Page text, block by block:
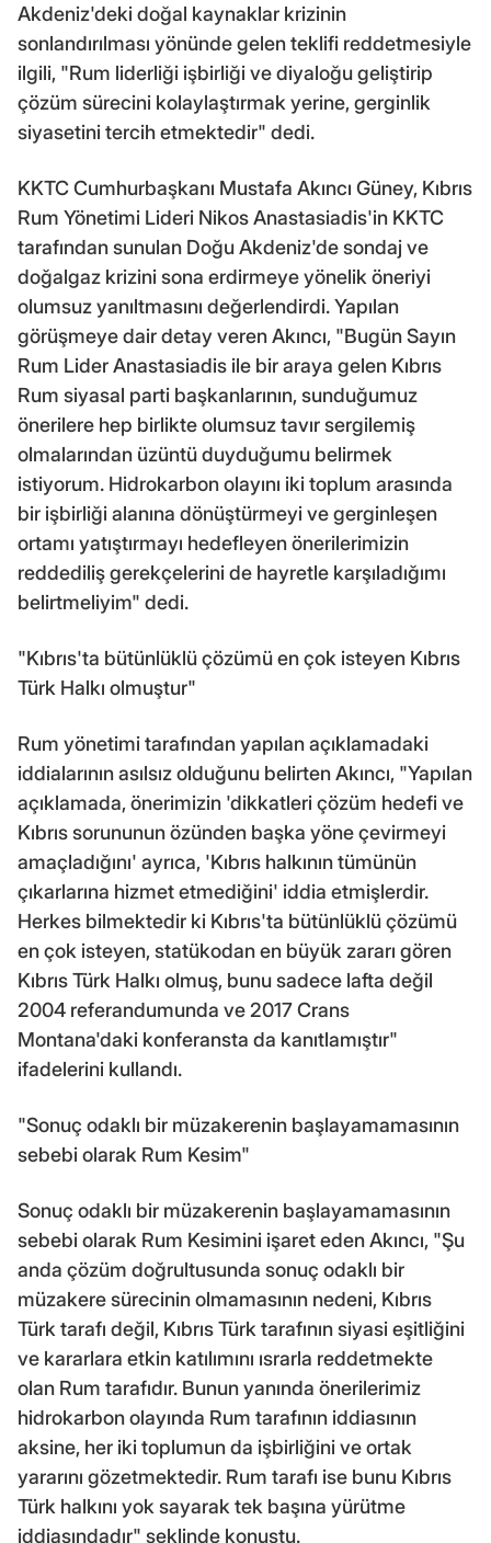
Akdeniz'deki doğal kaynaklar krizinin
sonlandırılması yönünde gelen teklifi reddetmesiyle
ilgili, "Rum liderliği işbirliği ve diyaloğu geliştirip
çözüm sürecini kolaylaştırmak yerine, gerginlik
siyasetini tercih etmektedir" dedi.
KKTC Cumhurbaşkanı Mustafa Akıncı Güney, Kıbrıs
Rum Yönetimi Lideri Nikos Anastasiadis'in KKTC
tarafından sunulan Doğu Akdeniz'de sondaj ve
doğalgaz krizini sona erdirmeye yönelik öneriyi
olumsuz yanıltmasını değerlendirdi. Yapılan
görüşmeye dair detay veren Akıncı, "Bugün Sayın
Rum Lider Anastasiadis ile bir araya gelen Kıbrıs
Rum siyasal parti başkanlarının, sunduğumuz
önerilere hep birlikte olumsuz tavır sergilemiş
olmalarından üzüntü duyduğumu belirmek
istiyorum. Hidrokarbon olayını iki toplum arasında
bir işbirliği alanına dönüştürmeyi ve gerginleşen
ortamı yatıştırmayı hedefleyen önerilerimizin
reddediliş gerekçelerini de hayretle karşıladığımı
belirtmeliyim" dedi.
"Kıbrıs'ta bütünlüklü çözümü en çok isteyen Kıbrıs
Türk Halkı olmuştur"
Rum yönetimi tarafından yapılan açıklamadaki
iddialarının asılsız olduğunu belirten Akıncı, "Yapılan
açıklamada, önerimizin 'dikkatleri çözüm hedefi ve
Kıbrıs sorununun özünden başka yöne çevirmeyi
amaçladığını' ayrıca, 'Kıbrıs halkının tümünün
çıkarlarına hizmet etmediğini' iddia etmişlerdir.
Herkes bilmektedir ki Kıbrıs'ta bütünlüklü çözümü
en çok isteyen, statükodan en büyük zararı gören
Kıbrıs Türk Halkı olmuş, bunu sadece lafta değil
2004 referandumunda ve 2017 Crans
Montana'daki konferansta da kanıtlamıştır"
ifadelerini kullandı.
"Sonuç odaklı bir müzakerenin başlayamamasının
sebebi olarak Rum Kesim"
Sonuç odaklı bir müzakerenin başlayamamasının
sebebi olarak Rum Kesimini işaret eden Akıncı, "Şu
anda çözüm doğrultusunda sonuç odaklı bir
müzakere sürecinin olmamasının nedeni, Kıbrıs
Türk tarafı değil, Kıbrıs Türk tarafının siyasi eşitliğini
ve kararlara etkin katılımını ısrarla reddetmekte
olan Rum tarafıdır. Bunun yanında önerilerimiz
hidrokarbon olayında Rum tarafının iddiasının
aksine, her iki toplumun da işbirliğini ve ortak
yararını gözetmektedir. Rum tarafı ise bunu Kıbrıs
Türk halkını yok sayarak tek başına yürütme
iddiasındadır" şeklinde konuştu.